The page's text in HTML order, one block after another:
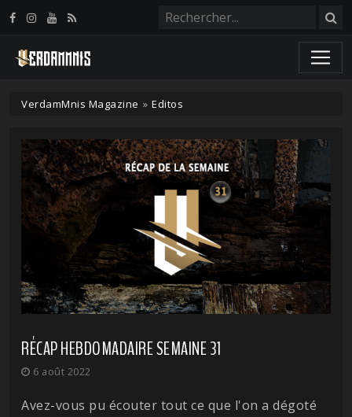
VerdamMnis Magazine » Editos
RÉCAP HEBDOMADAIRE SEMAINE 31
6 août 2022
Avez-vous pu écouter tout ce que l'on a dégoté
Panneau de gestion des cookies